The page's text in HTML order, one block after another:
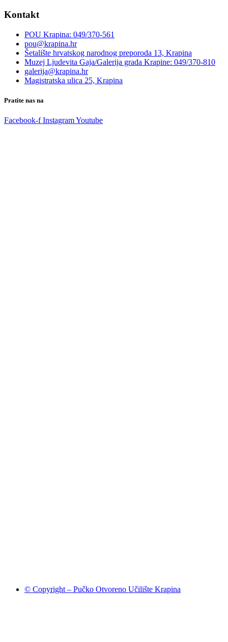
Kontakt
POU Krapina: 049/370-561
pou@krapina.hr
Šetalište hrvatskog narodnog preporoda 13, Krapina
Muzej Ljudevita Gaja/Galerija grada Krapine: 049/370-810
galerija@krapina.hr
Magistratska ulica 25, Krapina
Pratite nas na
Facebook-f InstagramYoutube
© Copyright – Pučko Otvoreno Učilište Krapina